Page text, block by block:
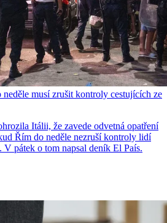
musí zrušit kontroly cestujících ze
Itálii, že zavede odvetná opatření
Řím do neděle nezruší kontroly lidí
pátek o tom napsal deník El País.